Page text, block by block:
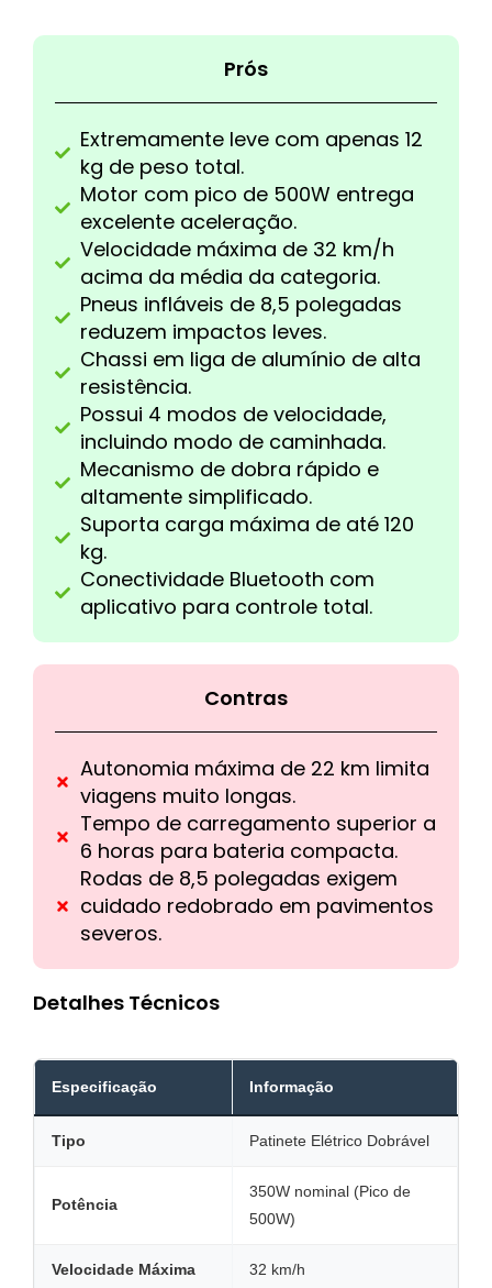
Prós
Extremamente leve com apenas 12
kg de peso total.
Motor com pico de 500W entrega
excelente aceleração.
Velocidade máxima de 32 km/h
acima da média da categoria.
Pneus infláveis de 8,5 polegadas
reduzem impactos leves.
Chassi em liga de alumínio de alta
resistência.
Possui 4 modos de velocidade,
incluindo modo de caminhada.
Mecanismo de dobra rápido e
altamente simplificado.
Suporta carga máxima de até 120
kg.
Conectividade Bluetooth com
aplicativo para controle total.
Contras
Autonomia máxima de 22 km limita
viagens muito longas.
Tempo de carregamento superior a
6 horas para bateria compacta.
Rodas de 8,5 polegadas exigem
cuidado redobrado em pavimentos
severos.
Detalhes Técnicos
Especificação Informação
Tipo Patinete Elétrico Dobrável
Potência
350W nominal (Pico de
500W)
Velocidade Máxima 32 km/h